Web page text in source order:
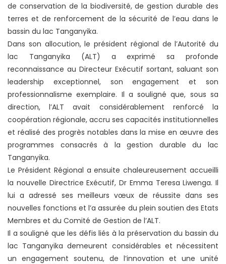
de conservation de la biodiversité, de gestion durable des
terres et de renforcement de la sécurité de l’eau dans le
bassin du lac Tanganyika.
Dans son allocution, le président régional de l’Autorité du
lac Tanganyika (ALT) a exprimé sa profonde
reconnaissance au Directeur Exécutif sortant, saluant son
leadership exceptionnel, son engagement et son
professionnalisme exemplaire. Il a souligné que, sous sa
direction, l’ALT avait considérablement renforcé la
coopération régionale, accru ses capacités institutionnelles
et réalisé des progrès notables dans la mise en œuvre des
programmes consacrés à la gestion durable du lac
Tanganyika.
Le Président Régional a ensuite chaleureusement accueilli
la nouvelle Directrice Exécutif, Dr Emma Teresa Liwenga. Il
lui a adressé ses meilleurs vœux de réussite dans ses
nouvelles fonctions et l’a assurée du plein soutien des Etats
Membres et du Comité de Gestion de l’ALT.
Il a souligné que les défis liés à la préservation du bassin du
lac Tanganyika demeurent considérables et nécessitent
un engagement soutenu, de l’innovation et une unité